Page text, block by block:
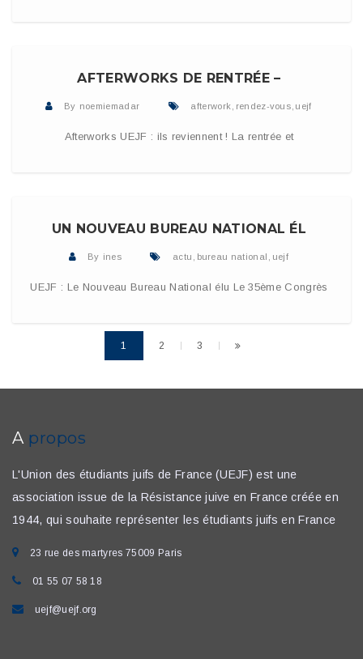
AFTERWORKS DE RENTRÉE –
By noemiemadar afterwork rendez-vous uejf
Afterworks UEJF : ils reviennent ! La rentrée et
UN NOUVEAU BUREAU NATIONAL ÉL
By ines actu bureau national uejf
UEJF : Le Nouveau Bureau National élu Le 35ème Congrès
1 2 3
A propos
L'Union des étudiants juifs de France (UEJF) est une
association issue de la Résistance juive en France créée en
1944, qui souhaite représenter les étudiants juifs en France
23 rue des martyres 75009 Paris
01 55 07 58 18
uejf@uejf.org